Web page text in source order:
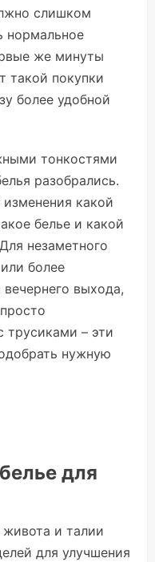
слишком
нормальное
же минуты
такой покупки
более удобной
тонкостями
разобрались.
какой
белье и какой
незаметного
более
выхода,
трусиками – эти
нужную
для
и талии
для улучшения